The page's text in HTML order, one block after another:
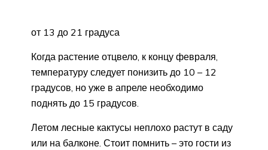
от 13 до 21 градуса
Когда растение отцвело, к концу февраля,
температуру следует понизить до 10 – 12
градусов, но уже в апреле необходимо
поднять до 15 градусов.
Летом лесные кактусы неплохо растут в саду
или на балконе. Стоит помнить – это гости из